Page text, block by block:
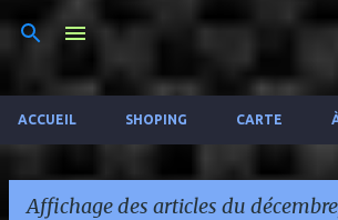
ACCUEIL SHOPING CARTE
Affichage des articles du